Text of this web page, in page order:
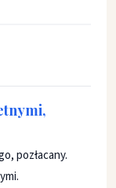
pozłacany.